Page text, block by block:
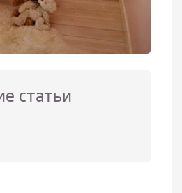
статьи